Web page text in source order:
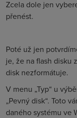
Zcela dole jen
přenést.
Poté už jen
je, že na flash disku
disk nezformátuje.
V menu „Typ“ u
„Pevný disk“. Toto
daného systému ve